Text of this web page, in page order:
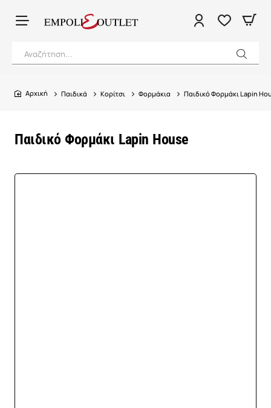
Αναζήτηση...
Παιδικό Φορμάκι Lapin House
home
Παιδικά Κορίτσι Φορμάκια Παιδικό Φορμάκι Lapin